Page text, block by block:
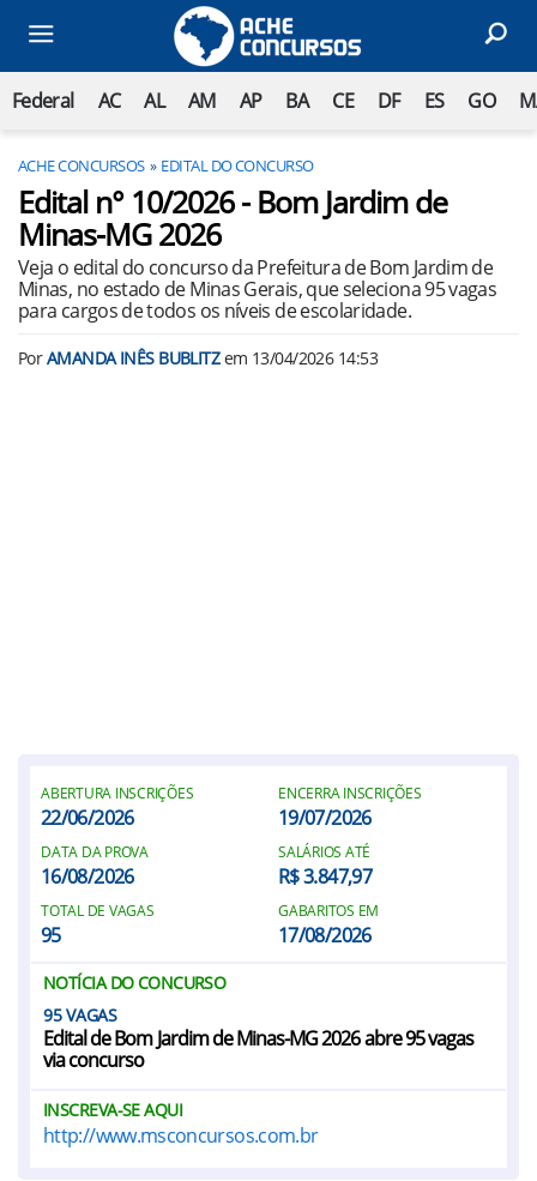
Federal AC AL AM AP BA CE DF ES GO
ACHE CONCURSOS EDITAL DO CONCURSO
Edital n° 10/2026 - Bom Jardim de
Minas-MG 2026
Veja o edital do concurso da Prefeitura de Bom Jardim de
Minas, no estado de Minas Gerais, que seleciona 95 vagas
para cargos de todos os níveis de escolaridade.
PorAMANDA INÊS BUBLITZem 13/04/2026 14:53
ABERTURA INSCRIÇÕES
22/06/2026
ENCERRA INSCRIÇÕES
19/07/2026
DATA DA PROVA
16/08/2026
SALÁRIOS ATÉ
R$ 3.847,97
TOTAL DE VAGAS
95
GABARITOS EM
17/08/2026
NOTÍCIA DO CONCURSO
95
Edital de Bom Jardim de Minas-MG 2026 abre 95 vagas
via concurso
INSCREVA-SE AQUI
http://www.msconcursos.com.br